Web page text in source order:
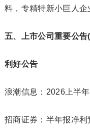
料，专精特新小巨人企
五、上市公司重要公
利好公告
浪潮信息：2026上半
招商证券：半年报净利